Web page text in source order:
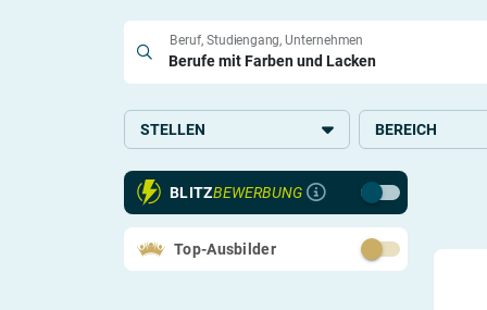
Lass dich finden
Berufs-Check starten
Beruf, Studiengang, Unternehmen
STELLEN
Ausbildung
BEREICH
Technik
Glas, Holz,
Forschung
BLITZBEWERBUNG
Top-Ausbilder